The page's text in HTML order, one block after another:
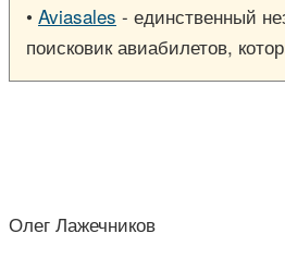
• Aviasales - единственный
поисковик авиабилетов,
Олег Лажечников